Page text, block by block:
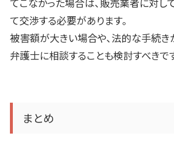
て交渉する必要があります。
被害額が大きい場合や、法的な手続き
弁護士に相談することも検討すべきで
まとめ